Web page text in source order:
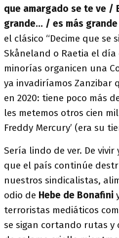
que amargado se te ve /
grande... / es más
el clásico “Decime que se
Skåneland o Raetia el día
minorías organicen una
ya invadiríamos Zanzibar
en 2020: tiene poco más
les metemos otros cien
Freddy Mercury’ (era su
Sería lindo de ver. De
que el país continúe
nuestros sindicalistas,
odio de Hebe de Bonafini
terroristas mediáticos
se sigan cortando rutas y